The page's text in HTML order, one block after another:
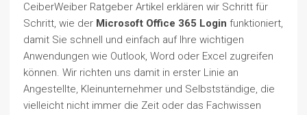
CeiberWeiber Ratgeber Artikel erklären wir Schritt für
Schritt, wie der Microsoft Office 365 Login funktioniert,
damit Sie schnell und einfach auf Ihre wichtigen
Anwendungen wie Outlook, Word oder Excel zugreifen
können. Wir richten uns damit in erster Linie an
Angestellte, Kleinunternehmer und Selbstständige, die
vielleicht nicht immer die Zeit oder das Fachwissen